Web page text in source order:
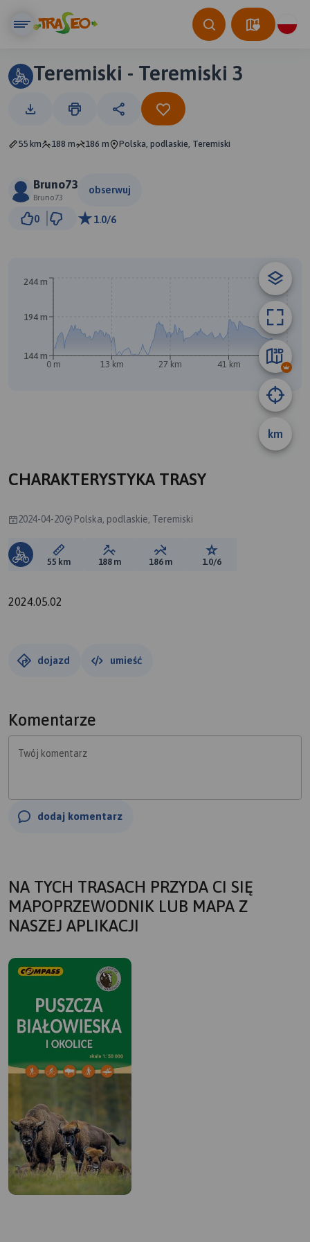
Teremiski - Teremiski 3
55 km 188 m 186 m Polska, podlaskie, Teremiski
Bruno73
Bruno73
obserwuj
0 1.0/6
km
0 m 13 km 27 km 41 km 55 km
144 m
194 m
244 m
CHARAKTERYSTYKA TRASY
2024-04-20 Polska, podlaskie, Teremiski
Długość trasy:
55 km Suma przewyższeń:
188 m Suma spadków:
186 m Ocena trasy:
1.0/6
2024.05.02
dojazd umieść
Komentarze
Twój komentarz
dodaj komentarz
NA TYCH TRASACH PRZYDA CI SIĘ
MAPOPRZEWODNIK LUB MAPA Z
NASZEJ APLIKACJI